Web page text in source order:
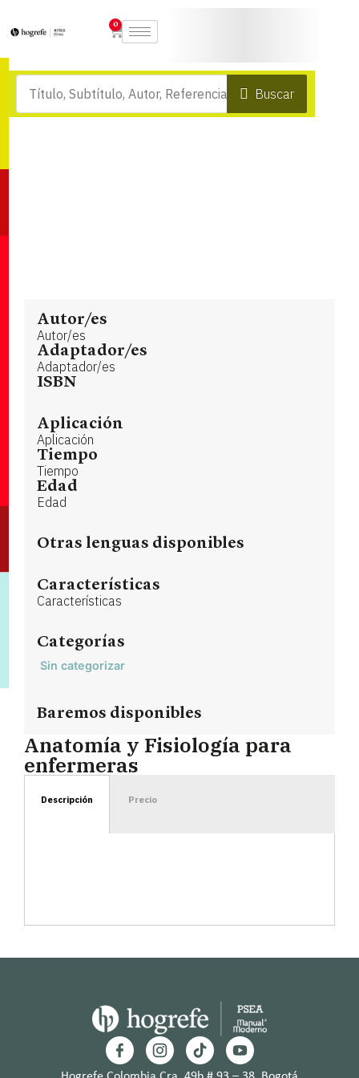
0
Buscar
Autor/es
Autor/es
Adaptador/es
Adaptador/es
ISBN
Aplicación
Aplicación
Tiempo
Tiempo
Edad
Edad
Otras lenguas disponibles
Características
Características
Categorías
Sin categorizar
Baremos disponibles
Anatomía y Fisiología para
enfermeras
Descripción Precio